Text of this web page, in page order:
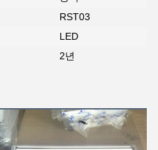
RST03
LED
2년